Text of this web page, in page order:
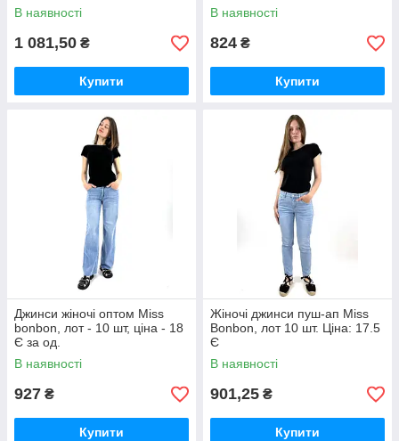
В наявності
1 081,50 ₴
Купити
В наявності
824 ₴
Купити
Джинси жіночі оптом Miss
bonbon, лот - 10 шт, ціна - 18
Є за од.
В наявності
927 ₴
Купити
Жіночі джинси пуш-ап Miss
Bonbon, лот 10 шт. Ціна: 17.5
Є
В наявності
901,25 ₴
Купити